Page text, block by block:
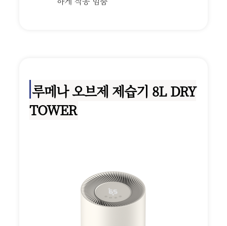
루메나 오브제 제습기 8L DRY
TOWER